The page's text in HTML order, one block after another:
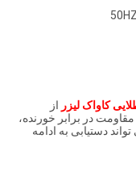
کاواک لیزر از
مقاومت در برابر خورنده،
دستیابی به ادامه